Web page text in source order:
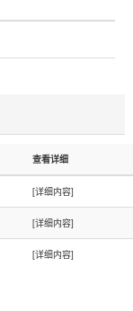
查看详细
[详细内容]
[详细内容]
[详细内容]